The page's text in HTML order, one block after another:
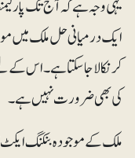
یہی وجہ ہے کہ آج تک
ایک درمیانی حل ملک میں
کر نکالا جاسکتا ہے۔ اس کے
کی بھی ضرورت نہیں ہے۔
ملک کے موجودہ بنکنگ ایکٹ